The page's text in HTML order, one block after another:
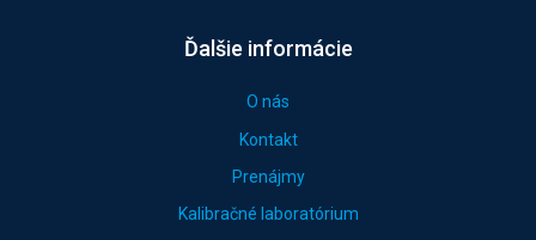
Ďalšie informácie
O nás
Kontakt
Prenájmy
Kalibračné laboratórium